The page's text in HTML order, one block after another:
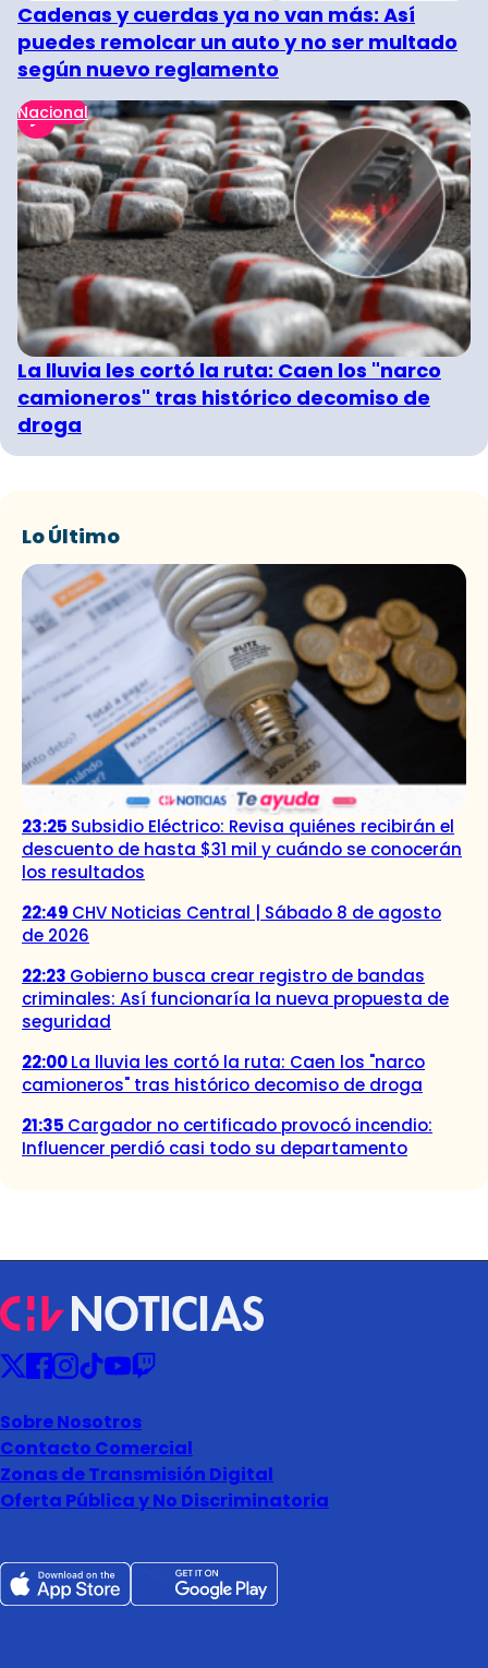
Cadenas y cuerdas ya no van más: Así
puedes remolcar un auto y no ser multado
según nuevo reglamento
Nacional
La lluvia les cortó la ruta: Caen los "narco
camioneros" tras histórico decomiso de
droga
Lo Último
23:25 Subsidio Eléctrico: Revisa quiénes recibirán el
descuento de hasta $31 mil y cuándo se conocerán
los resultados
22:49 CHV Noticias Central | Sábado 8 de agosto
de 2026
22:23 Gobierno busca crear registro de bandas
criminales: Así funcionaría la nueva propuesta de
seguridad
22:00La lluvia les cortó la ruta: Caen los "narco
camioneros" tras histórico decomiso de droga
21:35 Cargador no certificado provocó incendio:
Influencer perdió casi todo su departamento
Sobre Nosotros
Contacto Comercial
Zonas de Transmisión Digital
Oferta Pública y No Discriminatoria